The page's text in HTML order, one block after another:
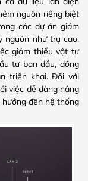
nguồn riêng biệt
các dự án giám
nguồn như trụ cao,
giảm thiểu vật tư
tư ban đầu, đồng
triển khai. Đối với
việc dễ dàng nâng
đến hệ thống